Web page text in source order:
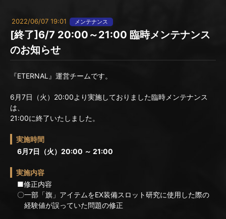
2022/06/07 19:01 メンテナンス
[終了]6/7 20:00～21:00 臨時メンテナンス
のお知らせ
『ETERNAL』運営チームです。
6月7日（火）20:00より実施しておりました臨時メンテナンス
は、
21:00に終了いたしました。
実施時間
6月7日（火）20:00 ～ 21:00
実施内容
■修正内容
〇一部「旗」アイテムをEX装備スロット研究に使用した際の
経験値が誤っていた問題の修正